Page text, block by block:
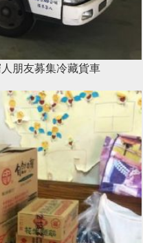
朋友募集冷藏貨車